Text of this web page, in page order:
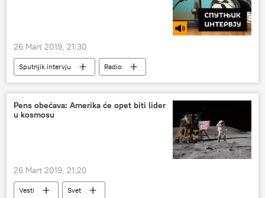
26 Mart 2019, 21:30
Sputnjik intervju Radio
Pens obećava: Amerika će opet biti lider
u kosmosu
26 Mart 2019, 21:20
Vesti Svet